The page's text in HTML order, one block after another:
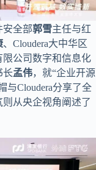
安全部郭雪主任与红
、Cloudera大中华区
公司数字和信息化
长孟伟，就“企业开源
与Cloudera分享了全
从央企视角阐述了